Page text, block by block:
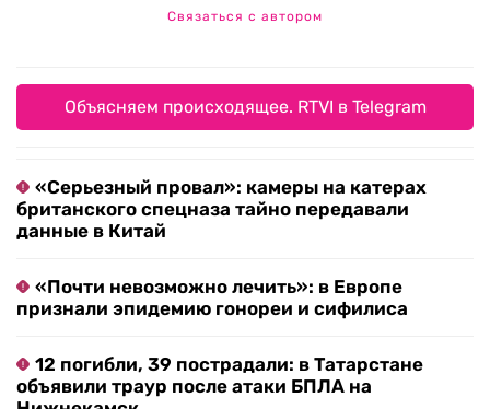
Связаться с автором
Объясняем происходящее. RTVI в Telegram
«Серьезный провал»: камеры на катерах
британского спецназа тайно передавали
данные в Китай
«Почти невозможно лечить»: в Европе
признали эпидемию гонореи и сифилиса
12 погибли, 39 пострадали: в Татарстане
объявили траур после атаки БПЛА на